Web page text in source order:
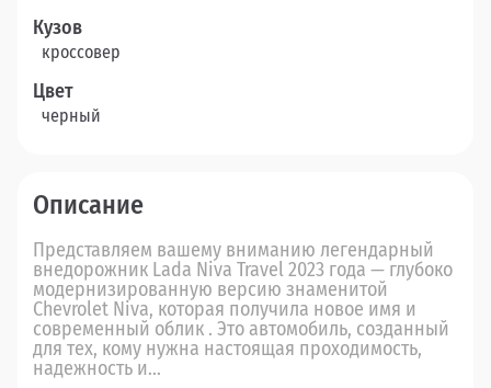
Кузов
кроссовер
Цвет
черный
Описание
Представляем вашему вниманию легендарный
внедорожник Lada Niva Travel 2023 года — глубоко
модернизированную версию знаменитой
Chevrolet Niva, которая получила новое имя и
современный облик . Это автомобиль, созданный
для тех, кому нужна настоящая проходимость,
надежность и...